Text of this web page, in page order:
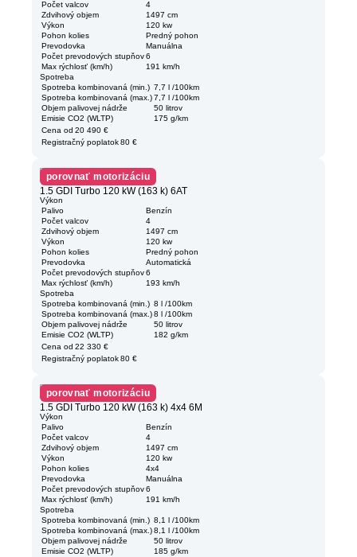
Počet valcov
4
Zdvihový objem
1497 cm
Výkon
120 kw
Pohon kolies
Predný pohon
Prevodovka
Manuálna
Počet prevodových stupňov 6
Max rýchlosť (km/h)
191 km/h
Spotreba
Spotreba kombinovaná (min.) 7,7 l /100km
Spotreba kombinovaná (max.) 7,7 l /100km
Objem palivovej nádrže
50 litrov
Emisie CO2 (WLTP)
175 g/km
Cena od 20 490 €
Registračný poplatok 80 €
porovnať motorizáciu
1.5 GDI Turbo 120 kW (163 k) 6AT
Výkon
Palivo
Benzín
Počet valcov
4
Zdvihový objem
1497 cm
Výkon
120 kw
Pohon kolies
Predný pohon
Prevodovka
Automatická
Počet prevodových stupňov 6
Max rýchlosť (km/h)
193 km/h
Spotreba
Spotreba kombinovaná (min.) 8 l /100km
Spotreba kombinovaná (max.) 8 l /100km
Objem palivovej nádrže
50 litrov
Emisie CO2 (WLTP)
182 g/km
Cena od 22 330 €
Registračný poplatok 80 €
porovnať motorizáciu
1.5 GDI Turbo 120 kW (163 k) 4x4 6M
Výkon
Palivo
Benzín
Počet valcov
4
Zdvihový objem
1497 cm
Výkon
120 kw
Pohon kolies
4x4
Prevodovka
Manuálna
Počet prevodových stupňov 6
Max rýchlosť (km/h)
191 km/h
Spotreba
Spotreba kombinovaná (min.) 8,1 l /100km
Spotreba kombinovaná (max.) 8,1 l /100km
Objem palivovej nádrže
50 litrov
Emisie CO2 (WLTP)
185 g/km